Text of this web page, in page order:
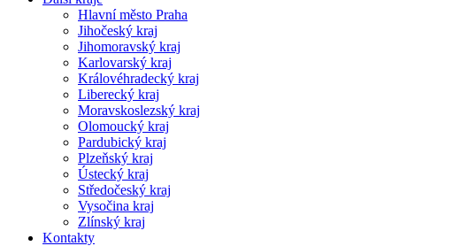
Hlavní město Praha
Jihočeský kraj
Jihomoravský kraj
Karlovarský kraj
Královéhradecký kraj
Liberecký kraj
Moravskoslezský kraj
Olomoucký kraj
Pardubický kraj
Plzeňský kraj
Ústecký kraj
Středočeský kraj
Vysočina kraj
Zlínský kraj
Kontakty